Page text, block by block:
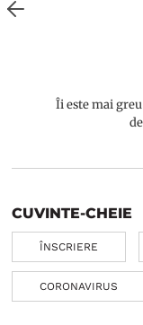
Îi este mai
CUVINTE-CHEIE
ÎNSCRIERE
CORONAVIRUS